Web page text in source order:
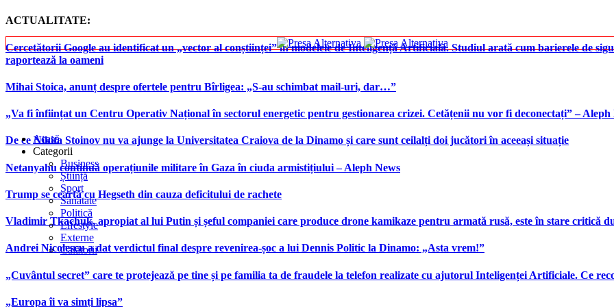
ACTUALITATE:
Cercetătorii Google au identificat un „vector al conștiinței” în modelele de Inteligență Artificială. Studiul arată cum barierele de
raportează la oameni
Mihai Stoica, anunț despre ofertele pentru Bîrligea: „S-au schimbat mail-uri, dar…”
„Va fi înființat un Centru Operativ Național în sectorul energetic pentru gestionarea crizei. Cetățenii nu vor fi deconectați” – Aleph
De ce Nikita Stoinov nu va ajunge la Universitatea Craiova de la Dinamo și care sunt ceilalți doi jucători în aceeași situație
Netanyahu continuă operațiunile militare în Gaza în ciuda armistițiului – Aleph News
Trump se ceartă cu Hegseth din cauza deficitului de rachete
Vladimir Tkachuk, apropiat al lui Putin și șeful companiei care produce drone kamikaze pentru armată rusă, este în stare critică
Andrei Nicolescu a dat verdictul final despre revenirea-șoc a lui Dennis Politic la Dinamo: „Asta vrem!”
„Cuvântul secret” care te protejează pe tine și pe familia ta de fraudele la telefon realizate cu ajutorul Inteligenței Artificiale. Ce
„Europa îi va simți lipsa”
Acasă
Categorii
Business
Știință
Sport
Sănătate
Politică
Lifestyle
Externe
Călătorii